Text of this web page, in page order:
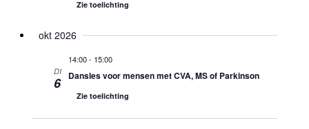
Zie toelichting
okt 2026
DI
6
14:00- 15:00
Dansles voor mensen met CVA, MS of Parkinson
Zie toelichting